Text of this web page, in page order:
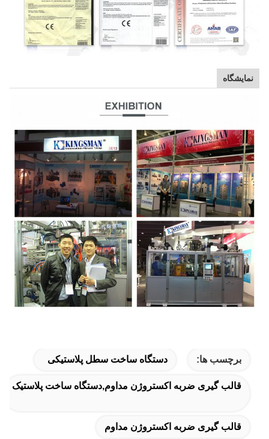
نمایشگاه
برچسب ها: دستگاه ساخت سطل پلاستیکی
قالب گیری ضربه اکستروژن مداوم,دستگاه ساخت پلاستیک
قالب گیری ضربه اکستروژن مداوم